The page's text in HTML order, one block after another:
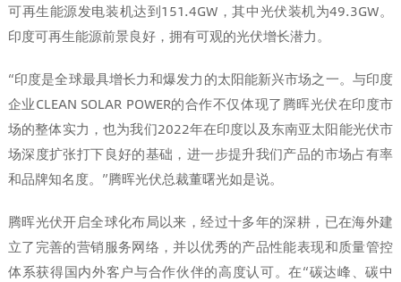
可再生能源发电装机达到151.4GW，其中光伏装机为49.3GW。
印度可再生能源前景良好，拥有可观的光伏增长潜力。
“印度是全球最具增长力和爆发力的太阳能新兴市场之一。与印度
企业CLEAN SOLAR POWER的合作不仅体现了腾晖光伏在印度市
场的整体实力，也为我们2022年在印度以及东南亚太阳能光伏市
场深度扩张打下良好的基础，进一步提升我们产品的市场占有率
和品牌知名度。”腾晖光伏总裁董曙光如是说。
腾晖光伏开启全球化布局以来，经过十多年的深耕，已在海外建
立了完善的营销服务网络，并以优秀的产品性能表现和质量管控
体系获得国内外客户与合作伙伴的高度认可。在“碳达峰、碳中